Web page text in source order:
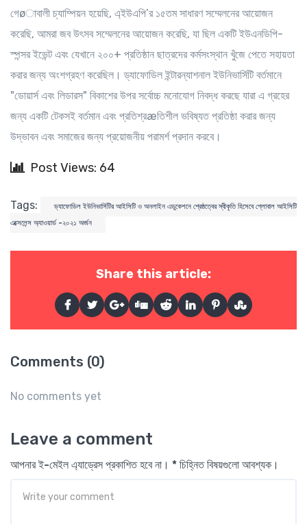
গেøাবালী চ্যাম্পিয়ন হয়েছি, এ্ইউএপি’র ১৫তম সাধারণ সম্মেলনের আয়োজন
করেছি, আমরা জব উৎসব সম্মেলনের আয়োজন করেছি, যা ছিল একটি ইউএনডিপি-
স্পন্সর ইভেন্ট এবং যেখানে ২০০+ প্রতিষ্ঠান ছাত্রদের কর্মসংস্থান খুঁজে পেতে সহায়তা
করার জন্য অংশগ্রহণ করেছিল। ড্যাফোডিল ইন্টারন্যাশনাল ইউনিভার্সিটি বর্তমানে
"ডোয়ার্স এবং লিডারস" বিকাশের উপর সর্বোচ্চ মনোযোগ নিবদ্ধ করছে যারা এ গ্রহের
জন্য একটি টেকসই বর্তমান এবং প্রতিশ্রæতিশীল ভবিষ্যত প্রতিষ্ঠা করার জন্য
উদ্ভাবন এবং সমাজের জন্য প্রয়োজনীয় পরামর্শ প্রদান করবে।
Post Views: 64
Tags:
ড্যাফোডিল ইউনিভার্সিটির আইসিটি ও অনলাইন এডুকেশনে শ্রেষ্ঠত্বের স্বীকৃতি হিসেবে গ্লোবাল আইসিটি
এক্সেলেন্স অ্যাওয়ার্ড -২০২১ অর্জন
Share this article:
Comments (0)
No comments yet
Leave a comment
আপনার ই-মেইল এ্যাড্রেস প্রকাশিত হবে না। * চিহ্নিত বিষয়গুলো আবশ্যক।